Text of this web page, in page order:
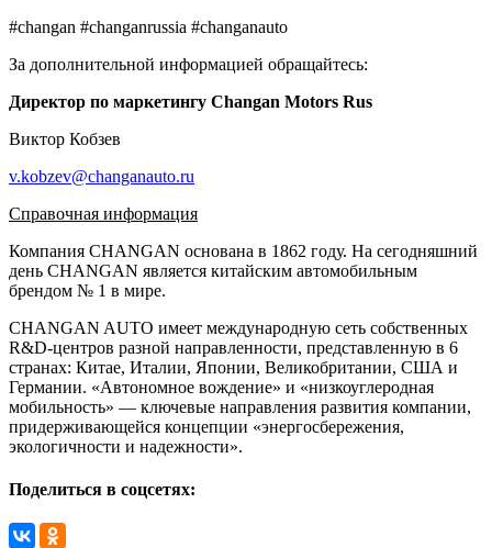
#changan #changanrussia #changanauto
За дополнительной информацией обращайтесь:
Директор по маркетингу Changan Motors Rus
Виктор Кобзев
v.kobzev@changanauto.ru
Справочная информация
Компания CHANGAN основана в 1862 году. На сегодняшний
день CHANGAN является китайским автомобильным
брендом № 1 в мире.
CHANGAN AUTO имеет международную сеть собственных
R&D-центров разной направленности, представленную в 6
странах: Китае, Италии, Японии, Великобритании, США и
Германии. «Автономное вождение» и «низкоуглеродная
мобильность» — ключевые направления развития компании,
придерживающейся концепции «энергосбережения,
экологичности и надежности».
Поделиться в соцсетях: